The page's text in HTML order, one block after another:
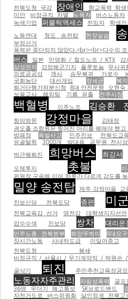
전북도청 국감
장애인 학교폭력 학
미안
비정규직 차별 노동자 버스노동자
녹색기업
퍼블릭액세스 전임자 학생
노동연대
청도 송전탑 현장실습
부정선거
폭력은 중단되지 않았다.<br><br>다수의
버스 밀본 민영화 / 철도노조 / KTX 감
삼성전자 강정해군기지 플루토늄 무사귀
의료공공성
객사 승무복귀 가로수
국회농단
대선개입 정세균 복
퇴거단행가처분신청 8대 안전운행 오현숙
보육교사
해킹팀 기름 유출 전주시장
백혈병 이주노조 김승환
항의방문
강정마을 김태정
권오출 조합원은 찢어진 머리를 꿰매야 했
방폐장
폭발사고 민주진보 전북도교
유골탈취
3000개 박대용 공무원 전시
박근혜퇴진
희망버스 최강서
오체투지
촛불
위원장 구속에 이어 하루가 다르게 강도를
밀양 송전탑 제주 강정마을 교
진보신당 전북도당 종편 미
전북교육감 선거
영전강 대학생지지선언
압수수색
진보당 쌍차 대리운
민주노총 전북본부
희망뚜벅이 6대요
장시간노동
사내하도급 이일여중고
전북도청 봉쇄
비정규직 / 서울시 / 무기계약직 / 박원순
굴삭기
퇴진 주민추천교육장공
노동자자주관리
자림성폭력 골프
36명 무더기 해고통보 SK브로드밴드
자전거도로
버스위원회 살인정권 전북고